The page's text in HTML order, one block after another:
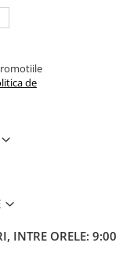
de
INTRE ORELE: 9:00